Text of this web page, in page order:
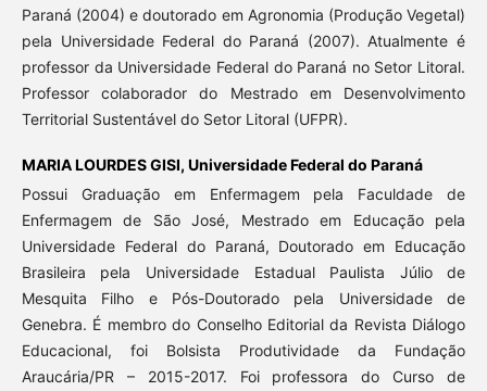
Paraná (2004) e doutorado em Agronomia (Produção Vegetal)
pela Universidade Federal do Paraná (2007). Atualmente é
professor da Universidade Federal do Paraná no Setor Litoral.
Professor colaborador do Mestrado em Desenvolvimento
Territorial Sustentável do Setor Litoral (UFPR).
MARIA LOURDES GISI, Universidade Federal do Paraná
Possui Graduação em Enfermagem pela Faculdade de
Enfermagem de São José, Mestrado em Educação pela
Universidade Federal do Paraná, Doutorado em Educação
Brasileira pela Universidade Estadual Paulista Júlio de
Mesquita Filho e Pós-Doutorado pela Universidade de
Genebra. É membro do Conselho Editorial da Revista Diálogo
Educacional, foi Bolsista Produtividade da Fundação
Araucária/PR – 2015-2017. Foi professora do Curso de